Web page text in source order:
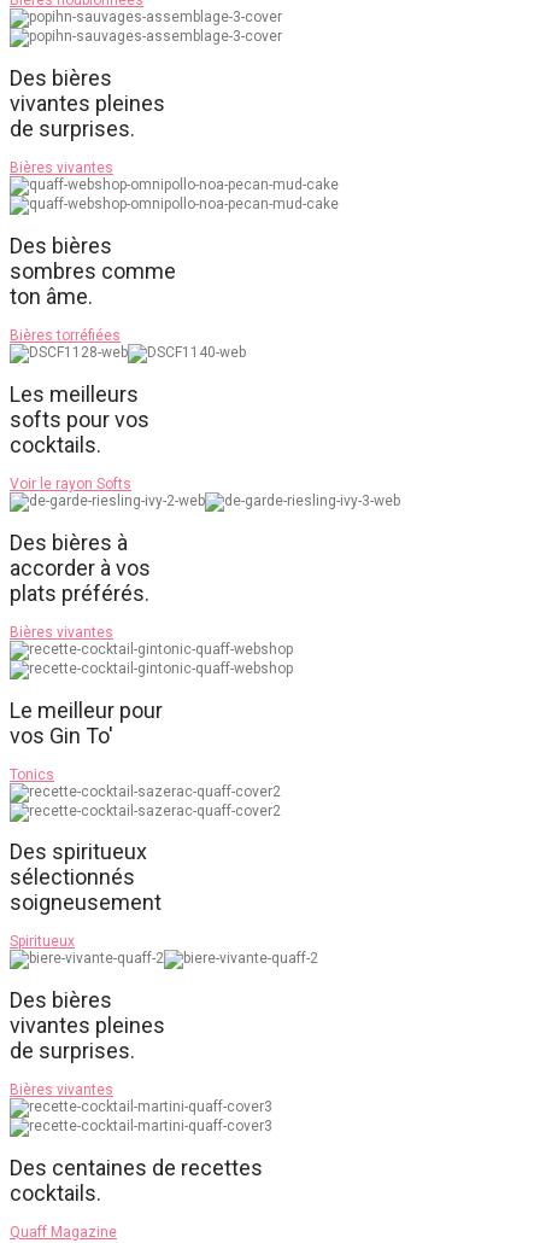
Des bières
vivantes pleines
de surprises.
Bières vivantes
Des bières
sombres comme
ton âme.
Bières torréfiées
Les meilleurs
softs pour vos
cocktails.
Voir le rayon Softs
Des bières à
accorder à vos
plats préférés.
Bières vivantes
Le meilleur pour
vos Gin To'
Tonics
Des spiritueux
sélectionnés
soigneusement
Spiritueux
Des bières
vivantes pleines
de surprises.
Bières vivantes
Des centaines de recettes
cocktails.
Quaff Magazine